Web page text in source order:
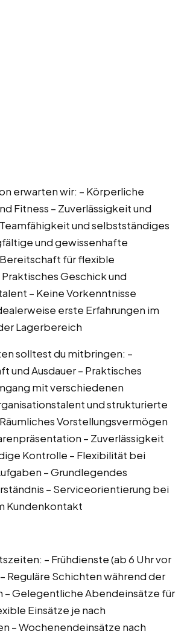
erwarten wir: – Körperliche
Fitness – Zuverlässigkeit und
und selbstständiges
und gewissenhafte
für flexible
Geschick und
– Keine Vorkenntnisse
erste Erfahrungen im
Lagerbereich
solltest du mitbringen: –
und Ausdauer – Praktisches
mit verschiedenen
und strukturierte
Vorstellungsvermögen
– Zuverlässigkeit
Kontrolle – Flexibilität bei
– Grundlegendes
– Serviceorientierung bei
Kundenkontakt
– Frühdienste (ab 6 Uhr vor
Reguläre Schichten während der
– Gelegentliche Abendeinsätze für
Einsätze je nach
– Wochenendeinsätze nach